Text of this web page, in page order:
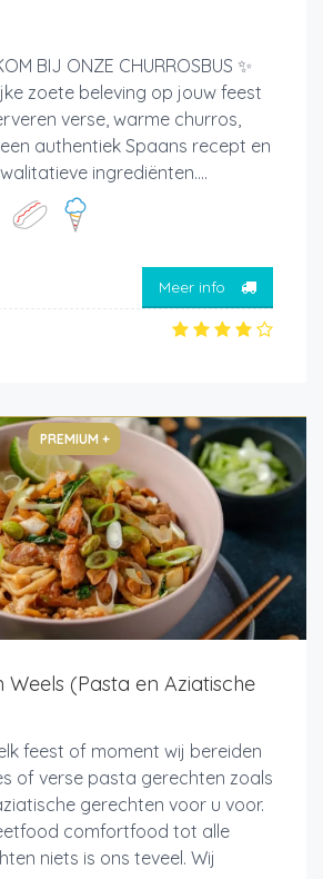
BIJ ONZE CHURROSBUS ✨
zoete beleving op jouw feest
verse, warme churros,
authentiek Spaans recept en
ingrediënten....
Meer info
PREMIUM +
Weels (Pasta en Aziatische
feest of moment wij bereiden
of verse pasta gerechten zoals
gerechten voor u voor.
comfortfood tot alle
niets is ons teveel. Wij